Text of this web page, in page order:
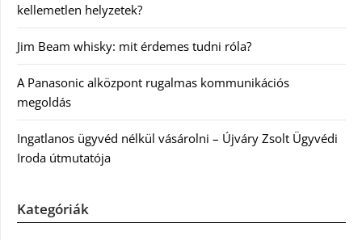
kellemetlen helyzetek?
Jim Beam whisky: mit érdemes tudni róla?
A Panasonic alközpont rugalmas kommunikációs
megoldás
Ingatlanos ügyvéd nélkül vásárolni – Újváry Zsolt Ügyvédi
Iroda útmutatója
Kategóriák